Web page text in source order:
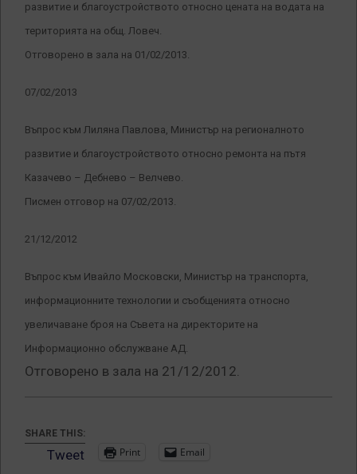
развитие и благоустройството относно цената на водата на
територията на общ. Ловеч.
Отговорено в зала на 01/02/2013.
07/02/2013
Въпрос към Лиляна Павлова, Министър на регионалното
развитие и благоустройството относно ремонта на пътя
Казачево – Дебнево – Велчево.
Писмен отговор на 07/02/2013.
21/12/2012
Въпрос към Ивайло Московски, Министър на транспорта,
информационните технологии и съобщенията относно
увеличаване броя на Съвета на директорите на
Информационно обслужване АД.
Отговорено в зала на 21/12/2012.
SHARE THIS:
Tweet Print Email